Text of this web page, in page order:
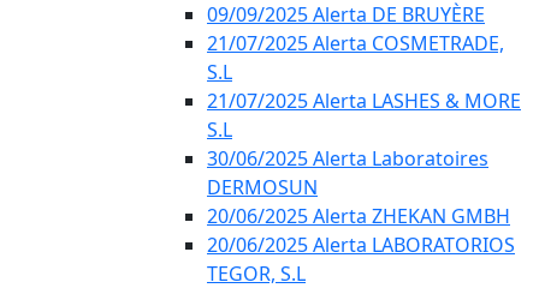
09/09/2025 Alerta DE BRUYÈRE
21/07/2025 Alerta COSMETRADE,
S.L
21/07/2025 Alerta LASHES & MORE
S.L
30/06/2025 Alerta Laboratoires
DERMOSUN
20/06/2025 Alerta ZHEKAN GMBH
20/06/2025 Alerta LABORATORIOS
TEGOR, S.L